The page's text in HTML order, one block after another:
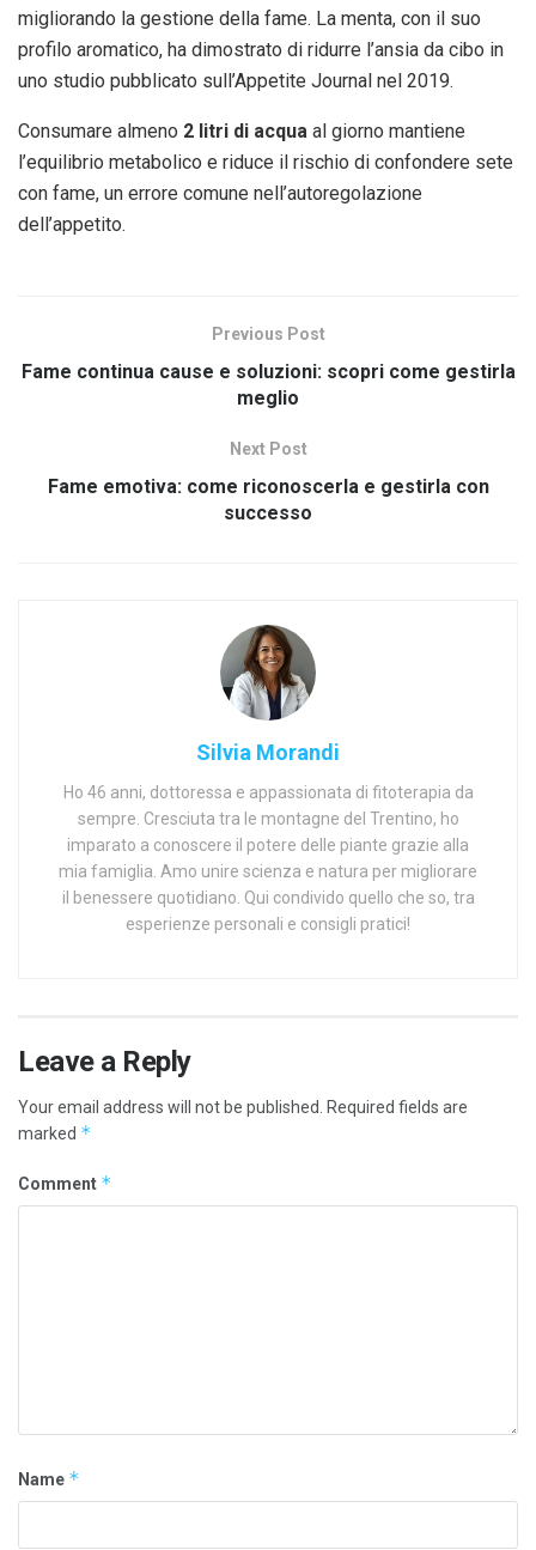
migliorando la gestione della fame. La menta, con il suo
profilo aromatico, ha dimostrato di ridurre l’ansia da cibo in
uno studio pubblicato sull’Appetite Journal nel 2019.
Consumare almeno 2 litri di acqua al giorno mantiene
l’equilibrio metabolico e riduce il rischio di confondere sete
con fame, un errore comune nell’autoregolazione
dell’appetito.
Previous Post
Fame continua cause e soluzioni: scopri come gestirla
meglio
Next Post
Fame emotiva: come riconoscerla e gestirla con
successo
Silvia Morandi
Ho 46 anni, dottoressa e appassionata di fitoterapia da
sempre. Cresciuta tra le montagne del Trentino, ho
imparato a conoscere il potere delle piante grazie alla
mia famiglia. Amo unire scienza e natura per migliorare
il benessere quotidiano. Qui condivido quello che so, tra
esperienze personali e consigli pratici!
Leave a Reply
Your email address will not be published.
Required fields are
marked *
Comment *
Name *